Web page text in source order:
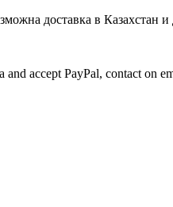
доставка в Казахстан
accept PayPal, contact on